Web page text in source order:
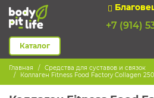
+7 (914)
Каталог
Главная
Средства для суставов и связок
Коллаген Fitness Food Factory Collagen